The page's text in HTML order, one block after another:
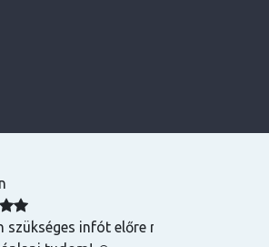
szükséges infót előre megkaptam,